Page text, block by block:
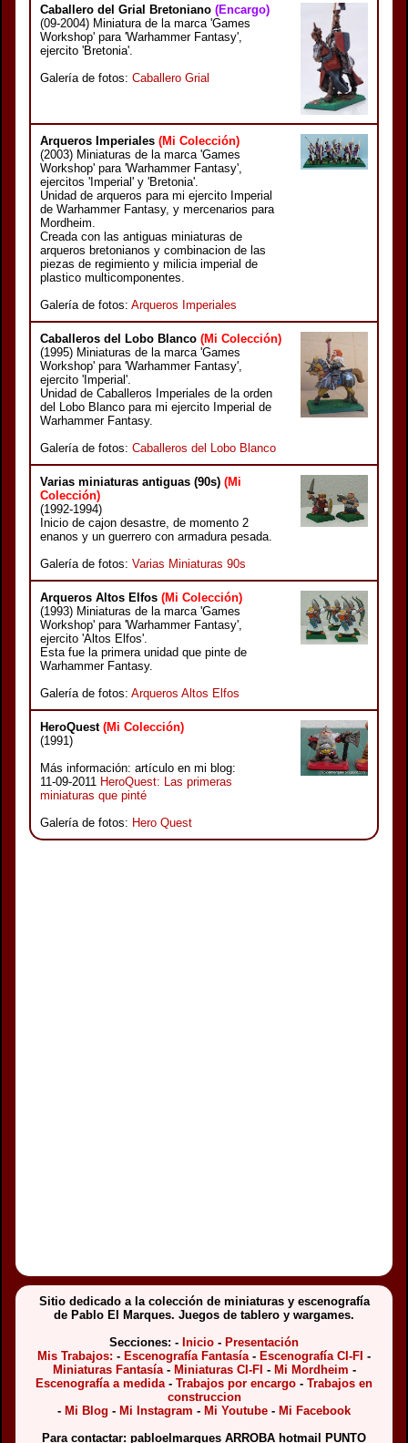
Caballero del Grial Bretoniano (Encargo)
(09-2004) Miniatura de la marca 'Games
Workshop' para 'Warhammer Fantasy',
ejercito 'Bretonia'.
Galería de fotos: Caballero Grial
Arqueros Imperiales (Mi Colección)
(2003) Miniaturas de la marca 'Games
Workshop' para 'Warhammer Fantasy',
ejercitos 'Imperial' y 'Bretonia'.
Unidad de arqueros para mi ejercito Imperial
de Warhammer Fantasy, y mercenarios para
Mordheim.
Creada con las antiguas miniaturas de
arqueros bretonianos y combinacion de las
piezas de regimiento y milicia imperial de
plastico multicomponentes.
Galería de fotos: Arqueros Imperiales
Caballeros del Lobo Blanco (Mi Colección)
(1995) Miniaturas de la marca 'Games
Workshop' para 'Warhammer Fantasy',
ejercito 'Imperial'.
Unidad de Caballeros Imperiales de la orden
del Lobo Blanco para mi ejercito Imperial de
Warhammer Fantasy.
Galería de fotos: Caballeros del Lobo Blanco
Varias miniaturas antiguas (90s) (Mi
Colección)
(1992-1994)
Inicio de cajon desastre, de momento 2
enanos y un guerrero con armadura pesada.
Galería de fotos: Varias Miniaturas 90s
Arqueros Altos Elfos (Mi Colección)
(1993) Miniaturas de la marca 'Games
Workshop' para 'Warhammer Fantasy',
ejercito 'Altos Elfos'.
Esta fue la primera unidad que pinte de
Warhammer Fantasy.
Galería de fotos: Arqueros Altos Elfos
HeroQuest (Mi Colección)
(1991)
Más información: artículo en mi blog:
11-09-2011 HeroQuest: Las primeras
miniaturas que pinté
Galería de fotos: Hero Quest
Sitio dedicado a la colección de miniaturas y escenografía
de Pablo El Marques. Juegos de tablero y wargames.
Secciones: - Inicio - Presentación
Mis Trabajos: - Escenografía Fantasía- Escenografía CI-FI -
Miniaturas Fantasía- Miniaturas CI-FI - Mi Mordheim -
Escenografía a medida- Trabajos por encargo - Trabajos en
construccion
- Mi Blog - Mi Instagram - Mi Youtube - Mi Facebook
Para contactar: pabloelmarques ARROBA hotmail PUNTO